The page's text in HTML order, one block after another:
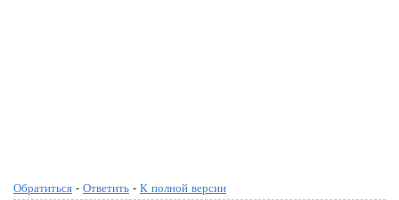
Обратиться - Ответить - К полной версии